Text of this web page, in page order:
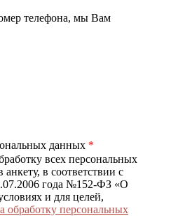
телефона, мы Вам
данных *
всех персональных
в соответствии с
года №152-ФЗ «О
и для целей,
обработку персональных